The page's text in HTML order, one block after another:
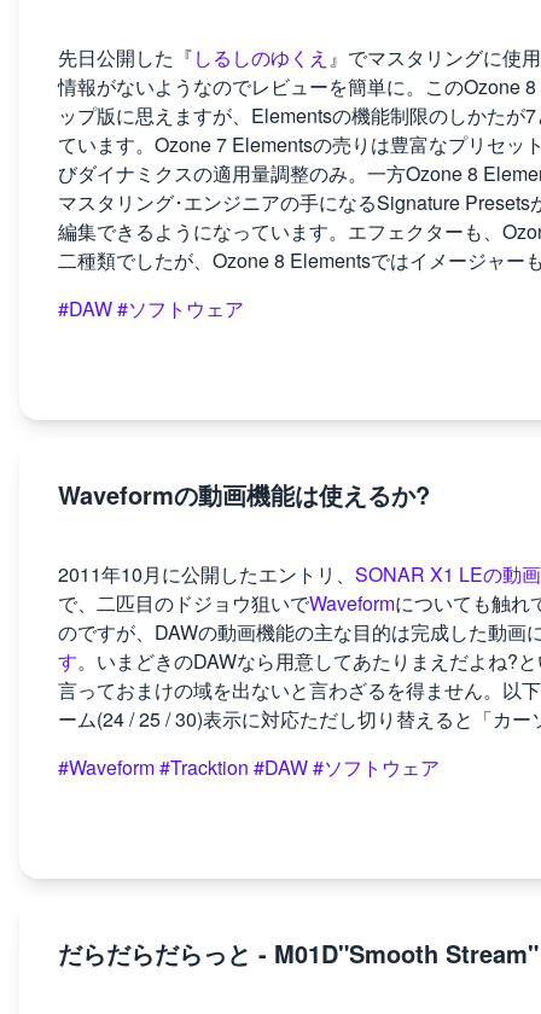
先日公開した『しるしのゆくえ 』でマスタリングに使
情報がないようなのでレビューを簡単に。このOzone
ップ版に思えますが、Elementsの機能制限のしかた
ています。Ozone 7 Elementsの売りは豊富なプリセ
びダイナミクスの適用量調整のみ。一方Ozone 8
マスタリング･エンジニアの手になるSignature
編集できるようになっています。エフェクターも、
二種類でしたが、Ozone 8 Elementsではイメージャ
#DAW#ソフトウェア
Waveformの動画機能は使えるか?
2011年10月に公開したエントリ、 SONAR X1 LEの動
で、二匹目のドジョウ狙いでWaveformについても触れ
のですが、DAWの動画機能の主な目的は完成した動画
す。いまどきのDAWなら用意してあたりまえだよね?
言っておまけの域を出ないと言わざるを得ません。
ーム(24 / 25 / 30)表示に対応ただし切り替えると「カ
#Waveform#Tracktion #DAW#ソフトウェア
だらだらだらっと - M01D"Smooth Stream"